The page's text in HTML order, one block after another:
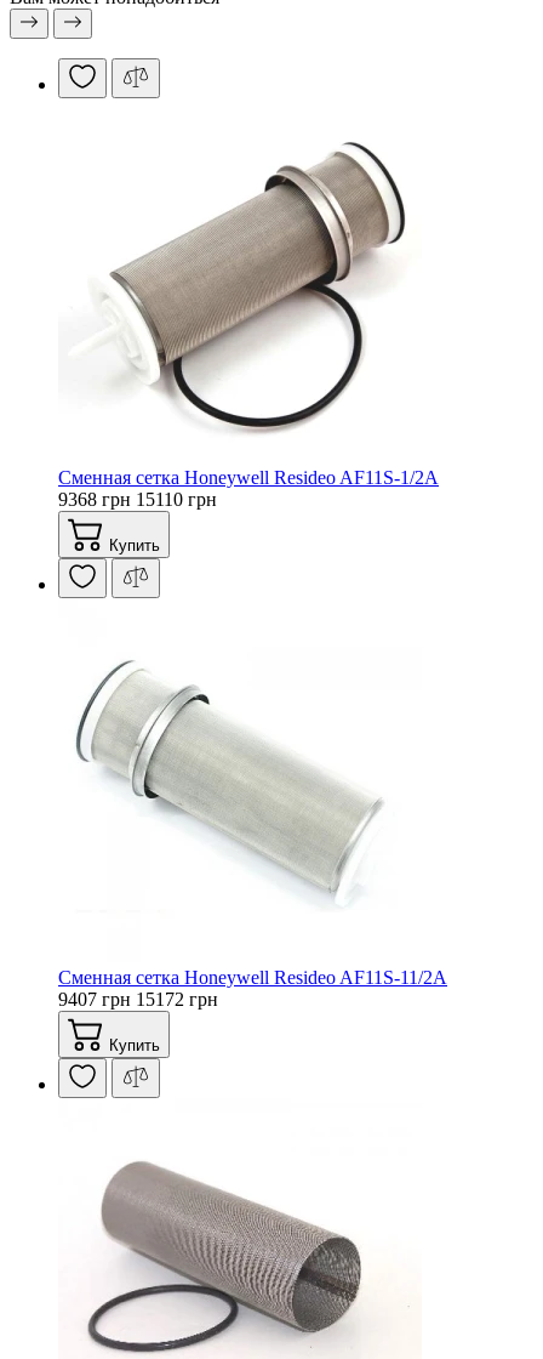
Сменная сетка Honeywell Resideo AF11S-1/2A
9368 грн 15110 грн
Купить
Сменная сетка Honeywell Resideo AF11S-11/2A
9407 грн 15172 грн
Купить